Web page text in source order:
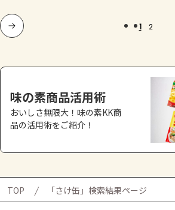
1 2
味の素商品活用術
おいしさ無限大！味の素KK商
品の活用術をご紹介！
TOP 「さけ缶」検索結果ページ